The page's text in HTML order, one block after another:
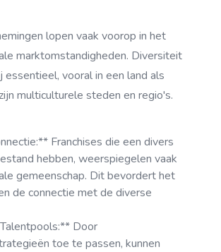
lopen vaak voorop in het
marktomstandigheden. Diversiteit
essentieel, vooral in een land als
multiculturele steden en regio's.
Franchises die een divers
hebben, weerspiegelen vaak
gemeenschap. Dit bevordert het
de connectie met de diverse
Door
toe te passen, kunnen